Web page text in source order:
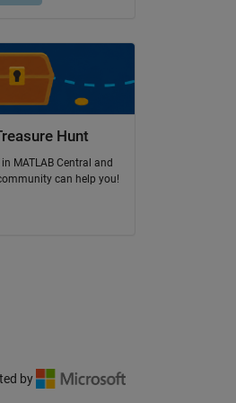
Hunt
MATLAB Central and
can help you!
by